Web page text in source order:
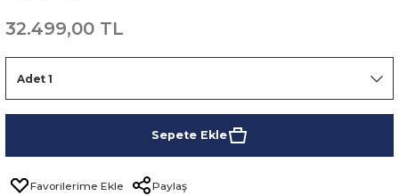
32.499,00 TL
Sepete Ekle
Paylaş